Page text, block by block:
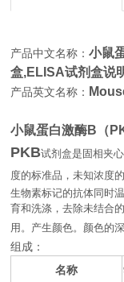
产品中文名称：小鼠
盒,ELISA试剂盒说
产品英文名称：
小鼠蛋白激酶B（
PKB试剂盒是固相夹
度的标准品，未知浓度
生物素标记的抗体同时
育和洗涤，去除未结合
用。产生颜色。颜色的
组成：
名称